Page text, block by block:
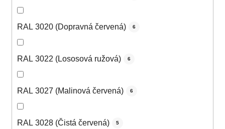
RAL 3020 (Dopravná červená) 6
RAL 3022 (Lososová ružová) 6
RAL 3027 (Malinová červená) 6
RAL 3028 (Čistá červená) 5